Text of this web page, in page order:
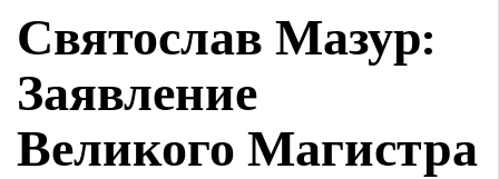
Святослав Мазур:
Заявление
Великого Магистра